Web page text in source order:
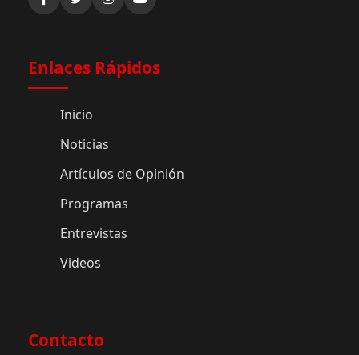
Enlaces Rápidos
Inicio
Noticias
Artículos de Opinión
Programas
Entrevistas
Videos
Contacto